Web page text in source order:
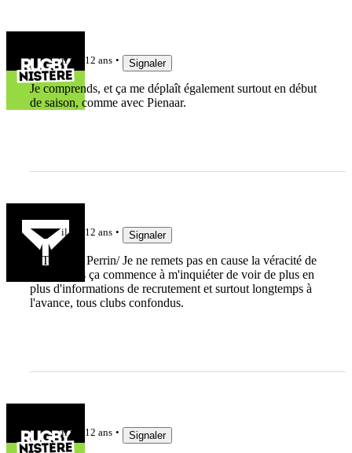
il y a 12 ans Signaler
Je comprends, et ça me déplaît également surtout en début
de saison, comme avec Pienaar.
il y a 12 ans Signaler
@Thibault Perrin/ Je ne remets pas en cause la véracité de
l'info. Mais ça commence à m'inquiéter de voir de plus en
plus d'informations de recrutement et surtout longtemps à
l'avance, tous clubs confondus.
il y a 12 ans Signaler